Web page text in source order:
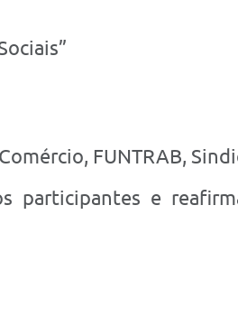
FUNTRAB,
participantes e